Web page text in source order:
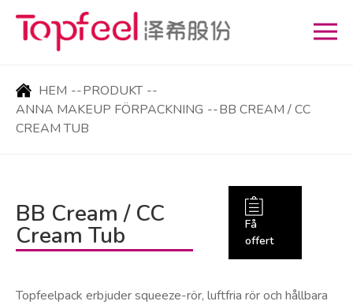
HEM --PRODUKT --
ANNA MAKEUP FÖRPACKNING --BB CREAM / CC
CREAM TUB
BB Cream / CC
Cream Tub
Få
offert
Topfeelpack erbjuder squeeze-rör, luftfria rör och hållbara